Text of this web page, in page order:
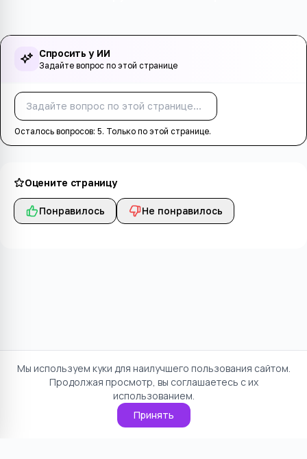
Спросить у ИИ
Задайте вопрос по этой странице
Осталось вопросов: 5. Только по этой странице.
Оцените страницу
Понравилось Не понравилось
Мы используем куки для наилучшего пользования сайтом.
Продолжая просмотр, вы соглашаетесь с их
использованием.
Принять